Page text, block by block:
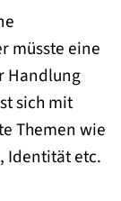
müsste eine
Handlung
sich mit
Themen wie
Identität etc.